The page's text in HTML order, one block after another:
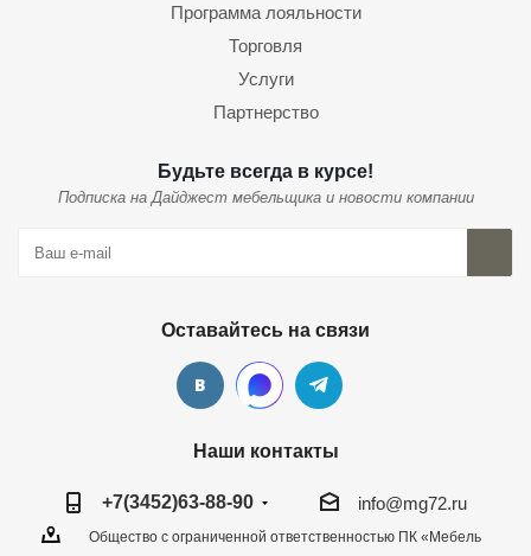
Программа лояльности
Торговля
Услуги
Партнерство
Будьте всегда в курсе!
Подписка на Дайджест мебельщика и новости компании
Оставайтесь на связи
Наши контакты
+7(3452)63-88-90 info@mg72.ru
Общество с ограниченной ответственностью ПК «Мебель